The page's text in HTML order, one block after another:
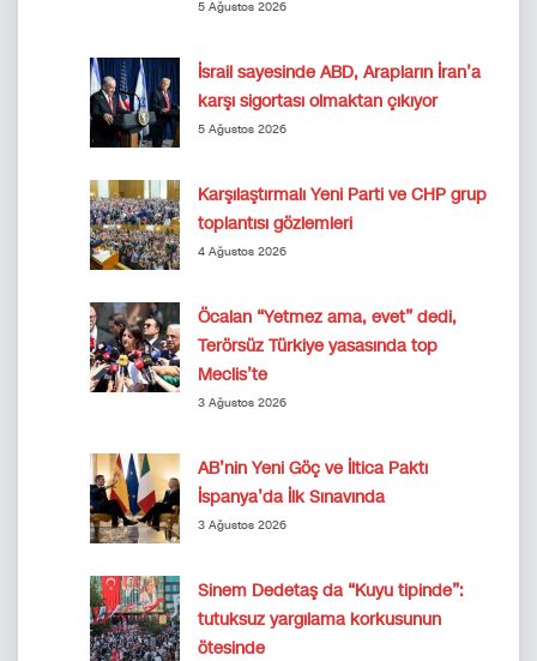
5 Ağustos 2026
İsrail sayesinde ABD, Arapların İran’a
karşı sigortası olmaktan çıkıyor
5 Ağustos 2026
Karşılaştırmalı Yeni Parti ve CHP grup
toplantısı gözlemleri
4 Ağustos 2026
Öcalan “Yetmez ama, evet” dedi,
Terörsüz Türkiye yasasında top
Meclis’te
3 Ağustos 2026
AB’nin Yeni Göç ve İltica Paktı
İspanya’da İlk Sınavında
3 Ağustos 2026
Sinem Dedetaş da “Kuyu tipinde”:
tutuksuz yargılama korkusunun
ötesinde